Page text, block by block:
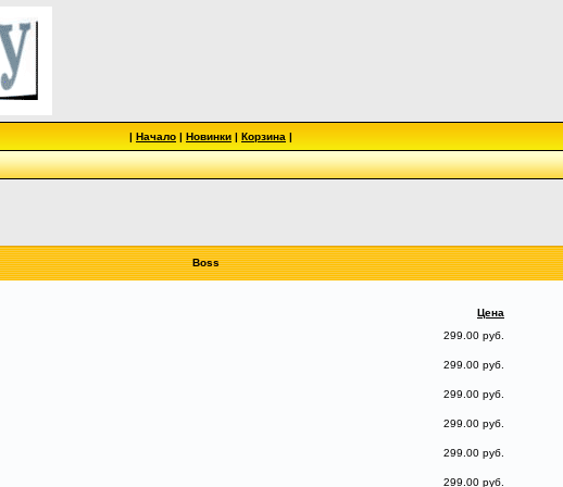
| Начало | Новинки | Корзина |
Boss
Цена
299.00 руб.
299.00 руб.
299.00 руб.
299.00 руб.
299.00 руб.
299.00 руб.